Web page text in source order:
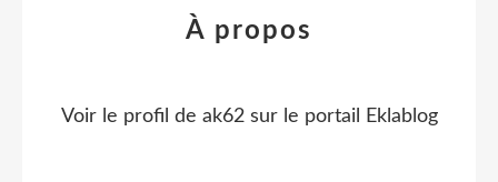
À propos
Voir le profil de ak62sur le portail Eklablog